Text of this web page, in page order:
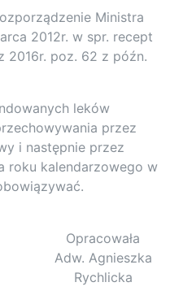
Ministra
2012r. w spr. recept
2016r. poz. 62 z późn.
leków
przez
i następnie przez
roku kalendarzowego w
Opracowała
Adw. Agnieszka
Rychlicka